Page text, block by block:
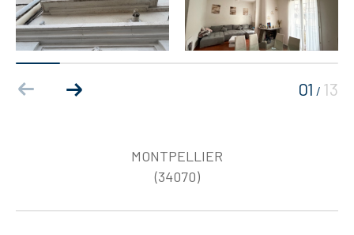
01 / 13
MONTPELLIER
(34070)